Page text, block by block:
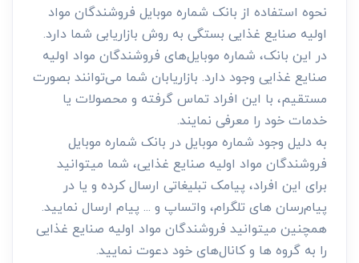
نحوه استفاده از بانک شماره موبایل فروشندگان مواد
اولیه صنایع غذایی بستگی به روش بازاریابی شما دارد.
در این بانک، شماره موبایل‌های فروشندگان مواد اولیه
صنایع غذایی وجود دارد. بازاریابان شما می‌توانند بصورت
مستقیم، با این افراد تماس گرفته و محصولات یا
خدمات خود را معرفی نمایند.
به دلیل وجود شماره موبایل در بانک شماره موبایل
فروشندگان مواد اولیه صنایع غذایی، شما میتوانید
برای این افراد، پیامک تبلیغاتی ارسال کرده و یا در
پیام‌رسان های تلگرام، واتساپ و ... پیام ارسال نمایید.
همچنین میتوانید فروشندگان مواد اولیه صنایع غذایی
را به گروه ها و کانال‌های خود دعوت نمایید.